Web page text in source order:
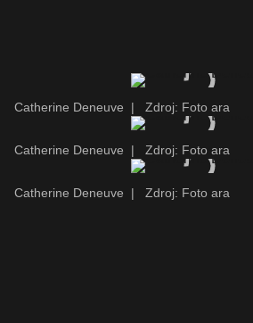
Catherine Deneuve | Zdroj: Foto ara
Catherine Deneuve | Zdroj: Foto ara
Catherine Deneuve | Zdroj: Foto ara